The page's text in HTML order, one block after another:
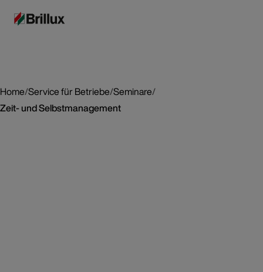
Home/Service für Betriebe/Seminare/
Zeit- und Selbstmanagement